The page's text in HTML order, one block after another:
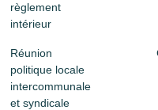
règlement
intérieur
Réunion
politique locale
intercommunale
et syndicale